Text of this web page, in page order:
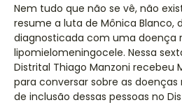
Nem tudo que não se vê, não
resume a luta de Mônica Blanco,
diagnosticada com uma doença
lipomielomeningocele. Nessa
Distrital Thiago Manzoni recebeu
para conversar sobre as doenças
de inclusão dessas pessoas no